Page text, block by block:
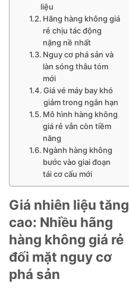
liệu
Hãng hàng không giá
rẻ chịu tác động
nặng nề nhất
Nguy cơ phá sản và
làn sóng thâu tóm
mới
Giá vé máy bay khó
giảm trong ngắn hạn
Mô hình hàng không
giá rẻ vẫn còn tiềm
năng
Ngành hàng không
bước vào giai đoạn
tái cơ cấu mới
Giá nhiên liệu tăng
cao: Nhiều hãng
hàng không giá rẻ
đối mặt nguy cơ
phá sản